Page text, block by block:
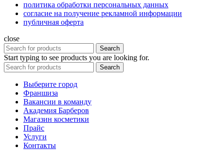
политика обработки персональных данных
согласие на получение рекламной информации
публичная оферта
close
Search
Start typing to see products you are looking for.
Search
Выберите город
Франшиза
Вакансии в команду
Академия Барберов
Магазин косметики
Прайс
Услуги
Контакты